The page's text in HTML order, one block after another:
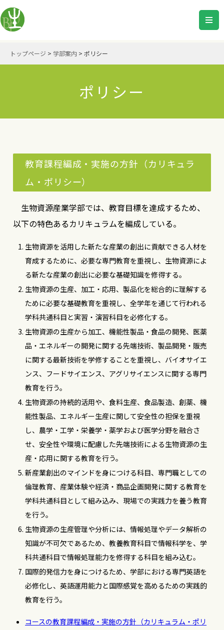
トップページ > 学部案内 > ポリシー
ポリシー
教育課程編成・実施の方針（カリキュラ
ム・ポリシー）
生物資源産業学部では、教育目標を達成するため、
以下の特色あるカリキュラムを編成している。
生物資源を活用した新たな産業の創出に貢献できる人材を
育成するために、必要な専門教育を重視し、生物資源によ
る新たな産業の創出に必要な基礎知識を修得する。
生物資源の生産、加工・応用、製品化を総合的に理解する
ために必要な基礎教育を重視し、全学年を通じて行われる
学科共通科目と実習・演習科目を必修化する。
生物資源の生産から加工、機能性製品・食品の開発、医薬
品・エネルギーの開発に関する先端技術、製品開発・販売
に関する最新技術を学修することを重視し、バイオサイエ
ンス、フードサイエンス、アグリサイエンスに関する専門
教育を行う。
生物資源の持続的活用や、食料生産、食品製造、創薬、機
能性製品、エネルギー生産に関して安全性の担保を重視
し、農学・工学・栄養学・薬学および医学分野を融合さ
せ、安全性や環境に配慮した先端技術による生物資源の生
産・応用に関する教育を行う。
新産業創出のマインドを身につける科目、専門職としての
倫理教育、産業体験や経済・商品企画開発に関する教育を
学科共通科目として組み込み、現場での実践力を養う教育
を行う。
生物資源の生産管理や分析には、情報処理やデータ解析の
知識が不可欠であるため、教養教育科目で情報科学を、学
科共通科目で情報処理能力を修得する科目を組み込む。
国際的発信力を身につけるため、学部における専門英語を
必修化し、英語運用能力と国際感覚を高めるための実践的
教育を行う。
コースの教育課程編成・実施の方針（カリキュラム・ポリ